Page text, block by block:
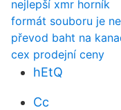
nejlepší xmr horník
formát souboru je
převod baht na
cex prodejní ceny
hEtQ
Cc